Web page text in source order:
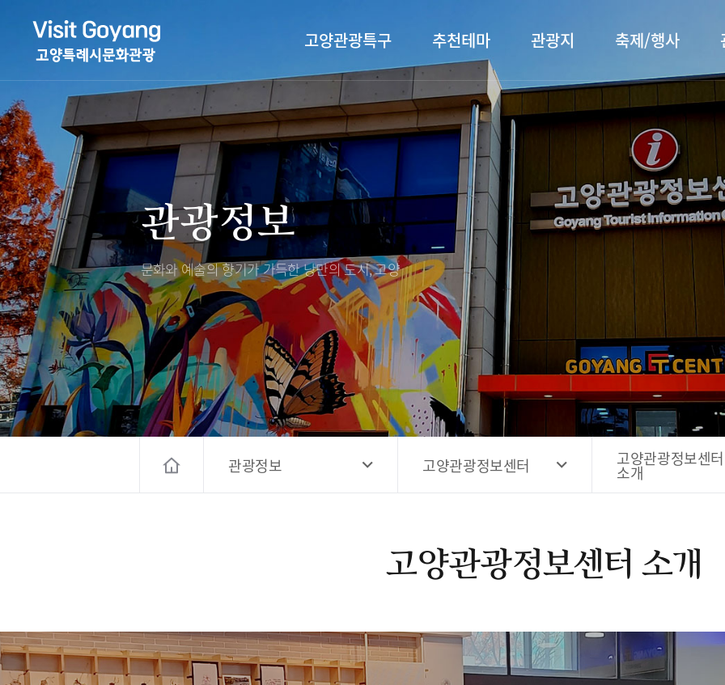
고양관광특구 추천테마
관광특화거리
TV속 고양 나들이
야경 나들이
자전거 나들이
도보관광 나들이
DMZ평화의길
행주산성
서오릉/서삼릉
전시관/박물관
장항
누리길
벚꽃명
고양시 예술창작공간 해움
고양시 예술창작공간 새들
관광지 축제/행사
대표축제
축제/행사
행사소개
프로그램 안내
사전신청
자주 묻는 질문
고양관광정보센터 소개
층별안내
편의시설
오시는길
대표먹거리
전통시장
템플스테이
숙박 정보
쇼핑 정보
문화
해설사
고양시관광협의회
고양컨벤션뷰로
경기관광
대한민국 구석구석
공지사항
홍보영상
전자관광지도 다도라
관광안내홍보물
관광정보
문화와 예술의 향기가 가득한낭만의 도시, 고양
관광정보 고양관광정보센터 고양관광정보센터
소개
고양관광정보센터 소개